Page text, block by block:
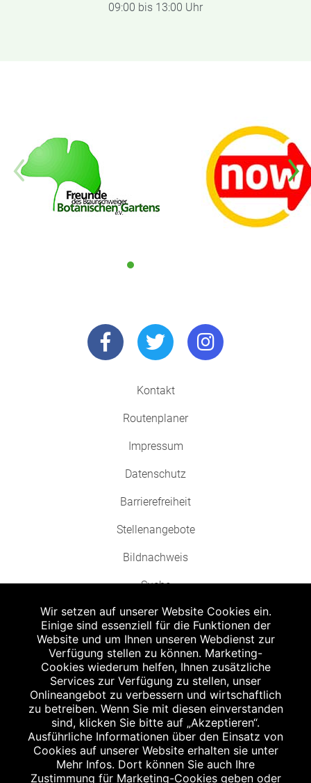
09:00 bis 13:00 Uhr
Kontakt
Routenplaner
Impressum
Datenschutz
Barrierefreiheit
Stellenangebote
Bildnachweis
Suche
Abgabe in haushaltsüblichen Mengen, solange der Vorrat reicht. Für Druck-
und Satzfehler keine Haftung.
Zu Risiken und Nebenwirkungen lesen Sie die Packungsbeilage und fragen
Sie Ihren Arzt oder Apotheker.
Angabe nach der deutschen Arzneimitteltaxe Apothekenerstattungspreis
(AEP). Der AEP ist keine unverbindliche Preisempfehlung der Hersteller. Der
AEP ist ein von den Apotheken in Ansatz gebrachter Preis für rezeptfreie
Arzneimittel. Er entspricht in der Höhe dem für Apotheken verbindlichen
Abgabepreis, zu dem eine Apotheke in bestimmten Fällen (z.B. bei Kindern
unter 12 Jahren) das Produkt mit der gesetzlichen Krankenversicherung
Wir setzen auf unserer Website Cookies ein.
Einige sind essenziell für die Funktionen der
Website und um Ihnen unseren Webdienst zur
Verfügung stellen zu können. Marketing-
Cookies wiederum helfen, Ihnen zusätzliche
Services zur Verfügung zu stellen, unser
Onlineangebot zu verbessern und wirtschaftlich
zu betreiben. Wenn Sie mit diesen einverstanden
sind, klicken Sie bitte auf „Akzeptieren“.
Ausführliche Informationen über den Einsatz von
Cookies auf unserer Website erhalten sie unter
Mehr Infos. Dort können Sie auch Ihre
Zustimmung für Marketing-Cookies geben oder